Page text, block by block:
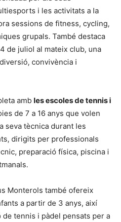
i les activitats a la
sessions de fitness, cycling,
grupals. També destaca
de juliol al mateix club, una
convivència i
amb les escoles de tennis i
de 7 a 16 anys que volen
seva tècnica durant les
dirigits per professionals
preparació física, piscina i
Monterols també ofereix
a partir de 3 anys, així
tennis i pàdel pensats per a